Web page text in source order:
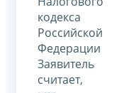
кодекса
Российской
Федерации
Заявитель
считает,